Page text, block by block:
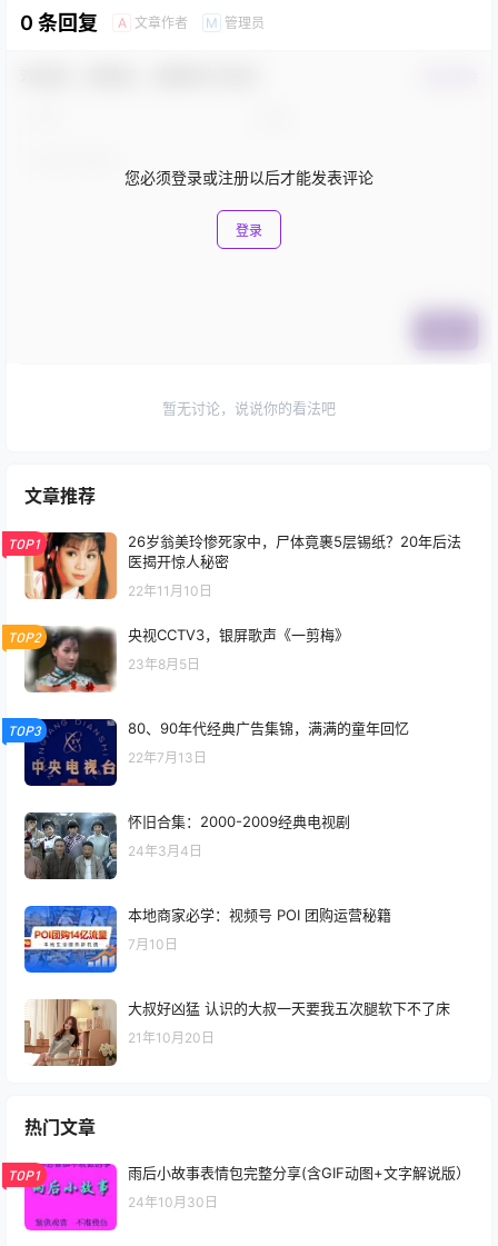
0 条回复 A 文章作者 M 管理员
您必须登录或注册以后才能发表评论
登录
暂无讨论，说说你的看法吧
文章推荐
TOP1
26岁翁美玲惨死家中，尸体竟裹5层锡纸？20年后法
医揭开惊人秘密
22年11月10日
TOP2 央视CCTV3，银屏歌声《一剪梅》
23年8月5日
TOP3 80、90年代经典广告集锦，满满的童年回忆
22年7月13日
怀旧合集：2000-2009经典电视剧
24年3月4日
本地商家必学：视频号 POI 团购运营秘籍
7月10日
大叔好凶猛 认识的大叔一天要我五次腿软下不了床
21年10月20日
热门文章
TOP1 雨后小故事表情包完整分享(含GIF动图+文字解说版）
24年10月30日